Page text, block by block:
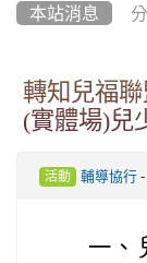
本站消息
轉知兒福聯
(實體場)兒
活動 輔導協行-
一、